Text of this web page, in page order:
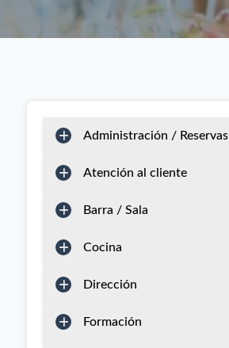
Administración / Reservas
Atención al cliente
Barra / Sala
Cocina
Dirección
Formación